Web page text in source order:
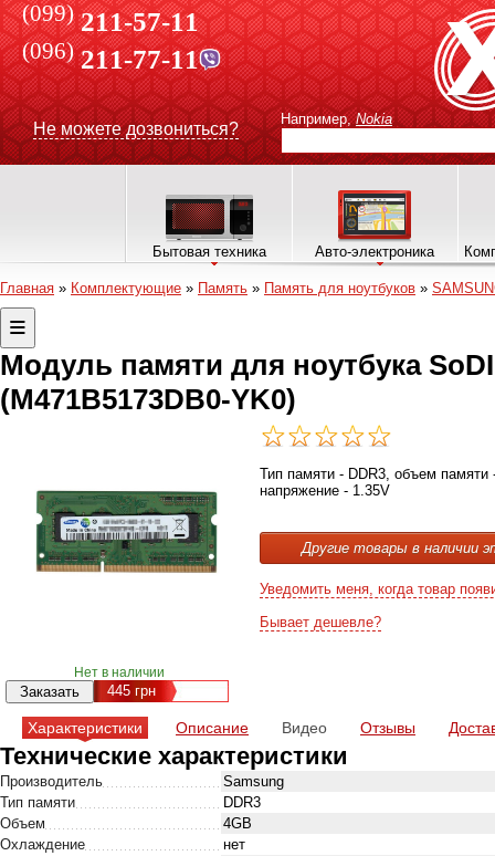
(099) 211-57-11
(096)211-77-11
Не можете дозвониться?
Например, Nokia
Бытовая техника Авто-электроника
Главная » Комплектующие » Память » Память для ноутбуков »
Модуль памяти для ноутбука
(M471B5173DB0-YK0)
Нет в наличии
445грн
Тип памяти - DDR3, объем
напряжение - 1.35V
Другие товары в наличии
Уведомить меня, когда товар
Бывает дешевле?
Характеристики Описание Видео Отзывы
Технические характеристики
Производитель
Samsung
Тип памяти
DDR3
Объем
4GB
Охлаждение
нет